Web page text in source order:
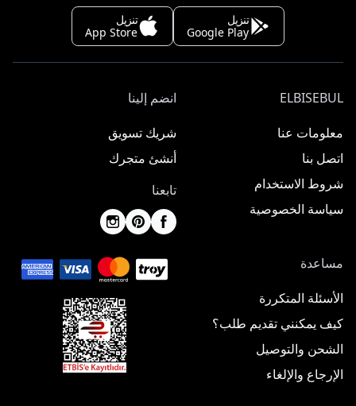
تنزيل
Google Play
تنزيل
App Store
ELBISEBUL
معلومات عنا
اتصل بنا
شروط الاستخدام
سياسة الخصوصية
انضم إلينا
شريك تسويق
أنشئ متجرك
تابعنا
مساعدة
الأسئلة المتكررة
كيف يمكنني تقديم طلب؟
الشحن والتوصيل
الإرجاع والإلغاء